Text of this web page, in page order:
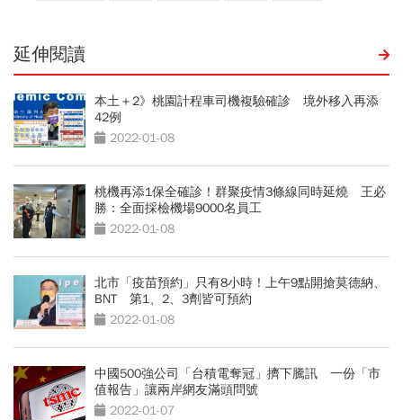
延伸閱讀
本土＋2》桃園計程車司機複驗確診 境外移入再添
42例
2022-01-08
桃機再添1保全確診！群聚疫情3條線同時延燒 王必
勝：全面採檢機場9000名員工
2022-01-08
北市「疫苗預約」只有8小時！上午9點開搶莫德納、
BNT 第1、2、3劑皆可預約
2022-01-08
中國500強公司「台積電奪冠」擠下騰訊 一份「市
值報告」讓兩岸網友滿頭問號
2022-01-07